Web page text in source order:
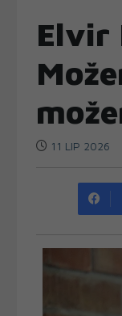
Elvir
11 LIP 2026